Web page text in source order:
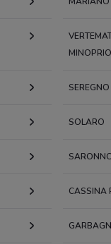
MINOPRIO
SEREGNO
SOLARO
CASSINA